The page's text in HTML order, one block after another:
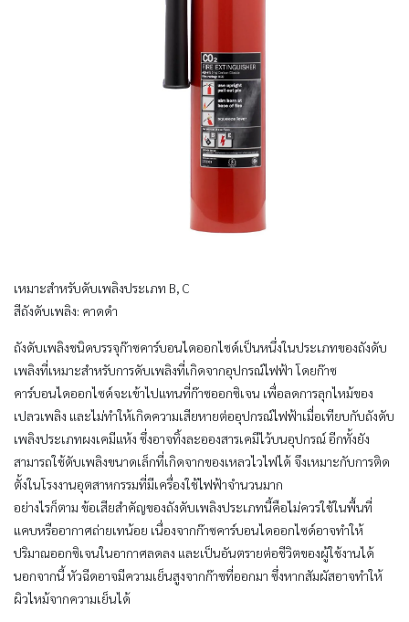
เหมาะสำหรับดับเพลิงประเภท B, C
สีถังดับเพลิง: คาดดำ
ถังดับเพลิงชนิดบรรจุก๊าซคาร์บอนไดออกไซด์เป็นหนึ่งในประเภทของถังดับ
เพลิงที่เหมาะสำหรับการดับเพลิงที่เกิดจากอุปกรณ์ไฟฟ้า โดยก๊าซ
คาร์บอนไดออกไซด์จะเข้าไปแทนที่ก๊าซออกซิเจน เพื่อลดการลุกไหม้ของ
เปลวเพลิง และไม่ทำให้เกิดความเสียหายต่ออุปกรณ์ไฟฟ้าเมื่อเทียบกับถังดับ
เพลิงประเภทผงเคมีแห้ง ซึ่งอาจทิ้งละอองสารเคมีไว้บนอุปกรณ์ อีกทั้งยัง
สามารถใช้ดับเพลิงขนาดเล็กที่เกิดจากของเหลวไวไฟได้ จึงเหมาะกับการติด
ตั้งในโรงงานอุตสาหกรรมที่มีเครื่องใช้ไฟฟ้าจำนวนมาก
อย่างไรก็ตาม ข้อเสียสำคัญของถังดับเพลิงประเภทนี้คือไม่ควรใช้ในพื้นที่
แคบหรืออากาศถ่ายเทน้อย เนื่องจากก๊าซคาร์บอนไดออกไซด์อาจทำให้
ปริมาณออกซิเจนในอากาศลดลง และเป็นอันตรายต่อชีวิตของผู้ใช้งานได้
นอกจากนี้ หัวฉีดอาจมีความเย็นสูงจากก๊าซที่ออกมา ซึ่งหากสัมผัสอาจทำให้
ผิวไหม้จากความเย็นได้